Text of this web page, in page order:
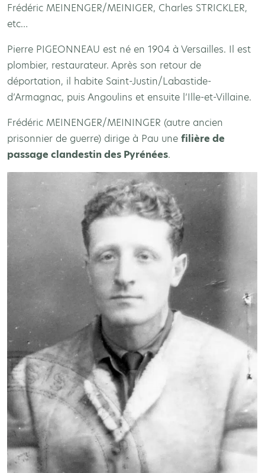
Frédéric MEINENGER/MEINIGER, Charles STRICKLER,
etc…
Pierre PIGEONNEAU est né en 1904 à Versailles. Il est
plombier, restaurateur. Après son retour de
déportation, il habite Saint-Justin/Labastide-
d’Armagnac, puis Angoulins et ensuite l’Ille-et-Villaine.
Frédéric MEINENGER/MEININGER (autre ancien
prisonnier de guerre) dirige à Pau une filière de
passage clandestin des Pyrénées.